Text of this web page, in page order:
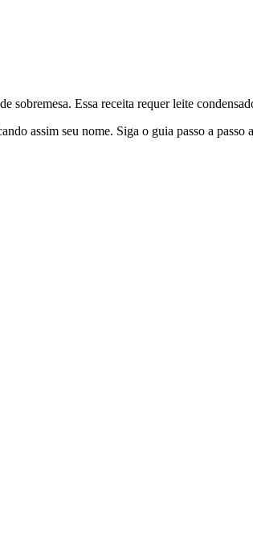
Essa receita requer leite
assim seu nome. Siga o guia passo a passo